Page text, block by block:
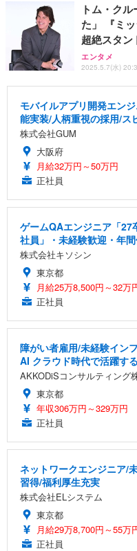
トム・ク
た」 『ミ
超絶スタン
エンタメ
2025.5.7(水)
モバイルアプリ開発エン
能実装/人柄重視の採用/ス
株式会社GUM
大阪府
月給32万円～50万円
正社員
ゲームQAエンジニア「27
社員」・未経験歓迎・年
株式会社キソシン
東京都
月給25万8,500円～32万
正社員
障がい者雇用/未経験イン
AI クラウド時代で活躍す
AKKODiSコンサルティング
東京都
年収306万円～329万円
正社員
ネットワークエンジニア/
習得/福利厚生充実
株式会社ELシステム
東京都
月給29万8,700円～55万
正社員